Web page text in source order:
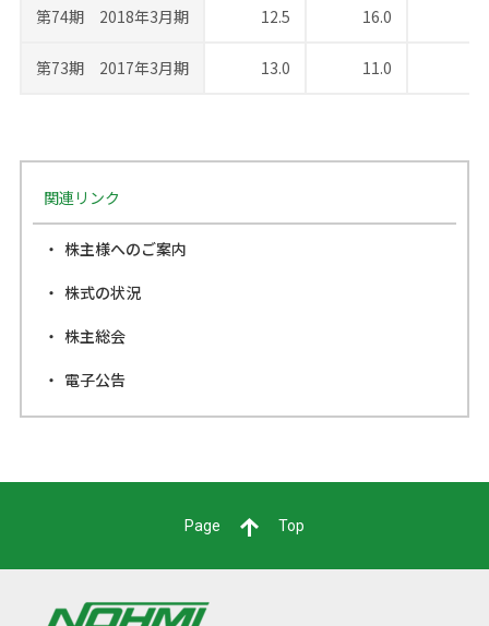
第74期 2018年3月期 12.5 16.0
第73期 2017年3月期 13.0 11.0
関連リンク
株主様へのご案内
株式の状況
株主総会
電子公告
Page Top